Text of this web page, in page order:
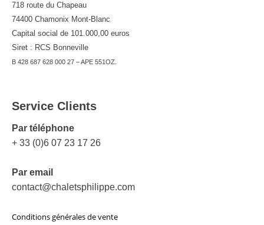
718 route du Chapeau
74400 Chamonix Mont-Blanc
Capital social de 101.000,00 euros
Siret : RCS Bonneville
B 428 687 628 000 27 – APE 551OZ.
Service Clients
Par téléphone
+ 33 (0)6 07 23 17 26
Par email
contact@chaletsphilippe.com
Conditions générales de vente